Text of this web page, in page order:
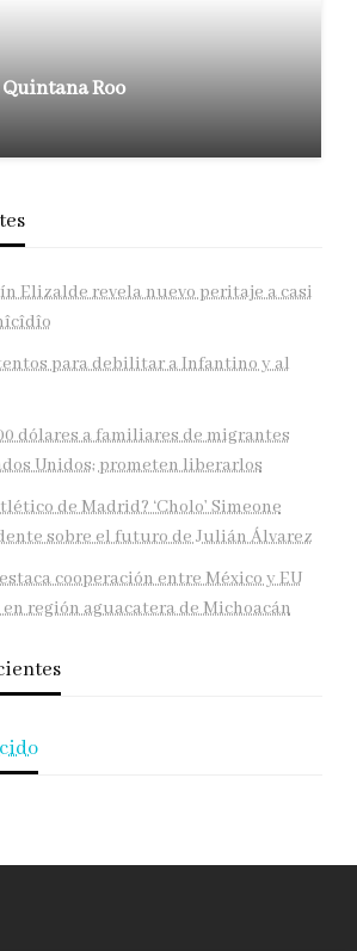
Roo
Elizalde revela nuevo peritaje a casi
para debilitar a Infantino y al
dólares a familiares de migrantes
Unidos; prometen liberarlos
de Madrid? ‘Cholo’ Simeone
sobre el futuro de Julián Álvarez
cooperación entre México y EU
región aguacatera de Michoacán